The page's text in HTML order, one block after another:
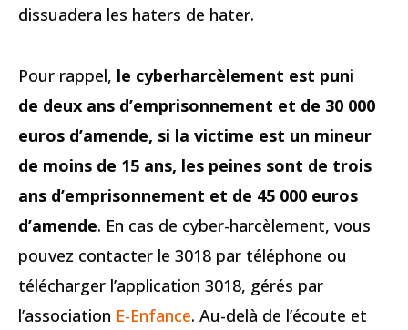
dissuadera les haters de hater.
Pour rappel, le cyberharcèlement est puni
de deux ans d’emprisonnement et de 30 000
euros d’amende, si la victime est un mineur
de moins de 15 ans, les peines sont de trois
ans d’emprisonnement et de 45 000 euros
d’amende. En cas de cyber-harcèlement, vous
pouvez contacter le 3018 par téléphone ou
télécharger l’application 3018, gérés par
l’association E-Enfance. Au-delà de l’écoute et